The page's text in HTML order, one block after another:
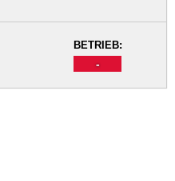
BETRIEB:
-